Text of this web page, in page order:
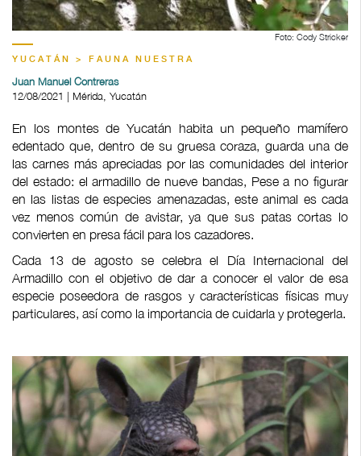
Foto: Cody Stricker
YUCATÁN > FAUNA NUESTRA
Juan Manuel Contreras
12/08/2021 | Mérida, Yucatán
En los montes de Yucatán habita un pequeño mamífero
edentado que, dentro de su gruesa coraza, guarda una de
las carnes más apreciadas por las comunidades del interior
del estado: el armadillo de nueve bandas, Pese a no figurar
en las listas de especies amenazadas, este animal es cada
vez menos común de avistar, ya que sus patas cortas lo
convierten en presa fácil para los cazadores.
Cada 13 de agosto se celebra el Día Internacional del
Armadillo con el objetivo de dar a conocer el valor de esa
especie poseedora de rasgos y características físicas muy
particulares, así como la importancia de cuidarla y protegerla.